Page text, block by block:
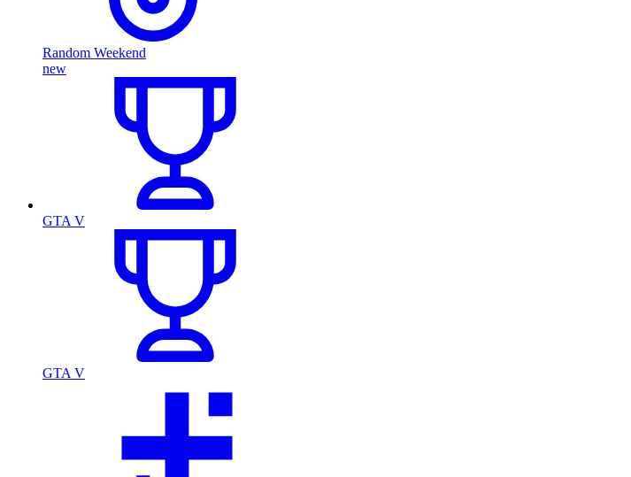
Random Weekend
new
GTA V
GTA V